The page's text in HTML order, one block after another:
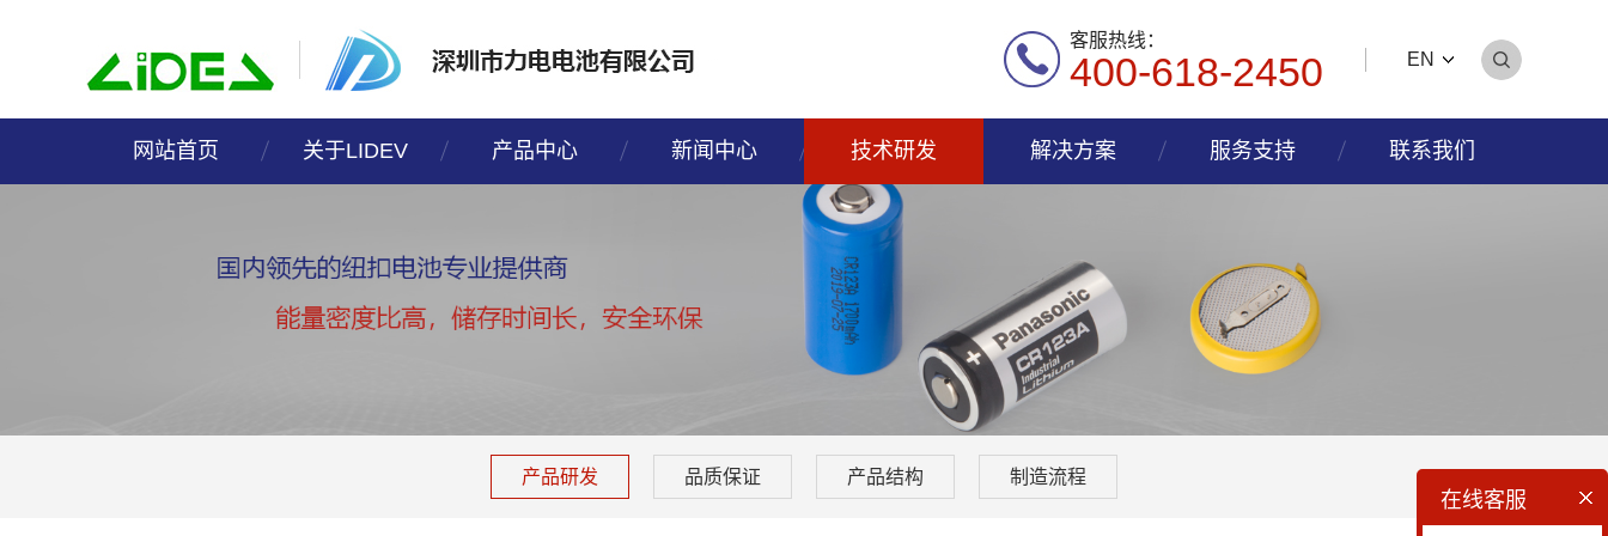
客服热线：
400-618-2450 EN
网站首页 关于LIDEV 产品中心 新闻中心 技术研发 解决方案 服务支持 联系我们
产品研发 品质保证 产品结构 制造流程
在线客服